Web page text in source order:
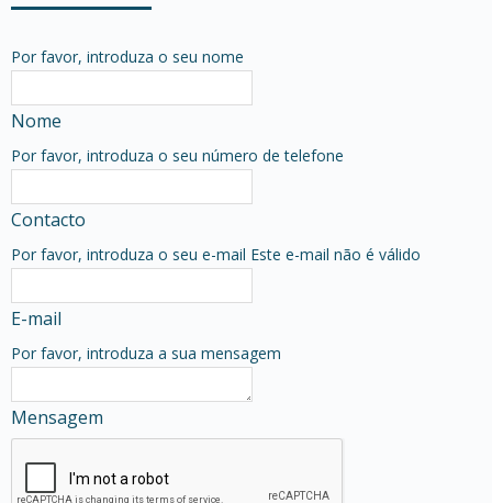
Por favor, introduza o seu nome
Nome
Por favor, introduza o seu número de telefone
Contacto
Por favor, introduza o seu e-mail Este e-mail não é válido
E-mail
Por favor, introduza a sua mensagem
Mensagem